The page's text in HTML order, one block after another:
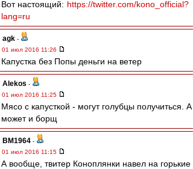
Вот настоящий: https://twitter.com/kono_official?
lang=ru
agk -
01 июл 2016 11:26
Капустка без Попы деньги на ветер
Alekos -
01 июл 2016 11:25
Мясо с капусткой - могут голубцы получиться. А
может и борщ
BM1964 -
01 июл 2016 11:15
А вообще, твитер Коноплянки навел на горькие